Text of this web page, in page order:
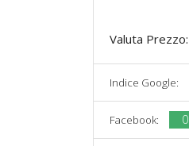
Valuta Prezzo:
Indice Google:
Facebook: 0